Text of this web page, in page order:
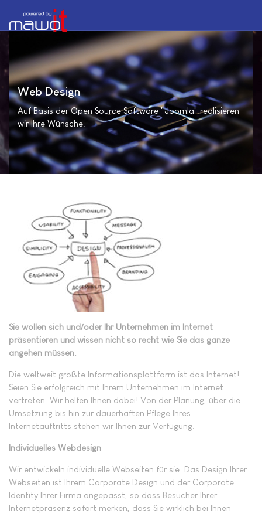
Web Design
Auf Basis der Open Source Software "Joomla" realisieren
wir Ihre Wünsche.
Sie wollen sich und/oder Ihr Unternehmen im Internet
präsentieren und wissen nicht so recht wie Sie das ganze
angehen müssen.
Die weltweit größte Informationsplattform ist das Internet!
Seien Sie erfolgreich mit Ihrem Unternehmen im Internet
vertreten. Wir helfen Ihnen dabei! Von der Planung, über die
Umsetzung bis hin zur dauerhaften Pflege Ihres
Internetauftritts stehen wir Ihnen zur Verfügung.
Individuelles Webdesign
Wir entwickeln individuelle Webseiten für sie. Das Design Ihrer
Webseiten ist Ihrem Corporate Design und der Corporate
Identity Ihrer Firma angepasst, so dass Besucher Ihrer
Internetpräsenz sofort merken, dass Sie wirklich bei Ihnen